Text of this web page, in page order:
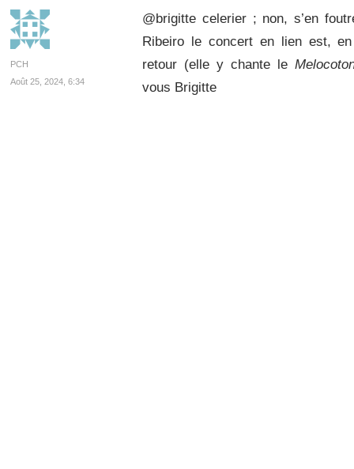
PCH
Août 25, 2024, 6:34
@brigitte celerier ; non, s’en
Ribeiro le concert en lien est,
retour (elle y chante le
vous Brigitte